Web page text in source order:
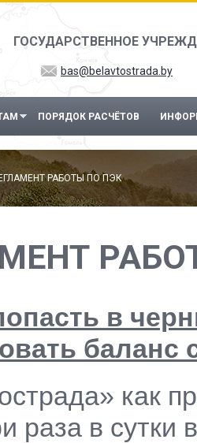
ГОСУДАРСТВЕННОЕ
bas@belavtostrada.by
ПОРЯДОК РАСЧЁТОВ
РАБОТЫ ПО ПЭК
в
баланс
как
раза в